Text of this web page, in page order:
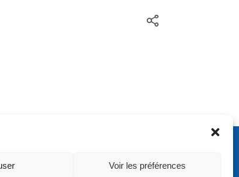
Voir les préférences